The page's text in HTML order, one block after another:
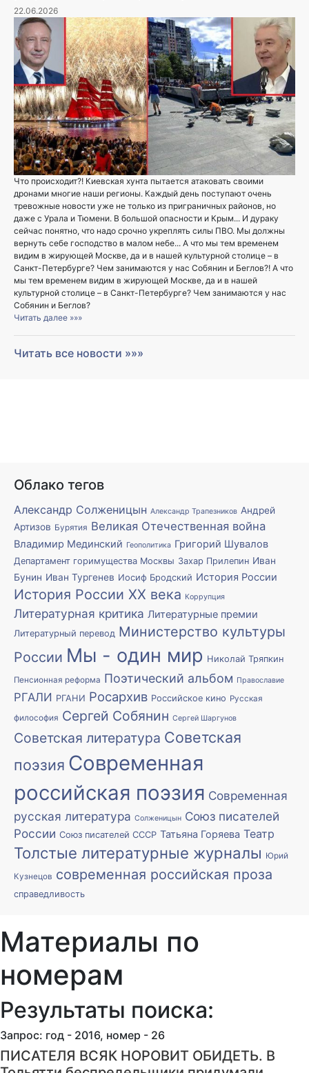
22.06.2026
Что происходит?! Киевская хунта пытается атаковать своими
дронами многие наши регионы. Каждый день поступают очень
тревожные новости уже не только из приграничных районов, но
даже с Урала и Тюмени. В большой опасности и Крым... И дураку
сейчас понятно, что надо срочно укреплять силы ПВО. Мы должны
вернуть себе господство в малом небе... А что мы тем временем
видим в жирующей Москве, да и в нашей культурной столице – в
Санкт-Петербурге? Чем занимаются у нас Собянин и Беглов?! А что
мы тем временем видим в жирующей Москве, да и в нашей
культурной столице – в Санкт-Петербурге? Чем занимаются у нас
Собянин и Беглов?
Читать далее »»»
Читать все новости »»»
Облако тегов
Александр Солженицын Александр Трапезников Андрей
Артизов Бурятия Великая Отечественная война
Владимир Мединский Геополитика Григорий Шувалов
Департамент горимущества Москвы Захар Прилепин Иван
Бунин Иван Тургенев Иосиф Бродский История России
История России XX века Коррупция
Литературная критика Литературные премии
Литературный перевод Министерство культуры
России Мы - один мир Николай Тряпкин
Пенсионная реформа Поэтический альбом Православие
РГАЛИ РГАНИ Росархив Российское кино Русская
философия Сергей Собянин Сергей Шаргунов
Советская литература Советская
поэзия Современная
российская поэзия Современная
русская литература Солженицын Союз писателей
России Союз писателей СССР Татьяна Горяева Театр
Толстые литературные журналы Юрий
Кузнецов современная российская проза
справедливость
Материалы по
номерам
Результаты поиска:
Запрос: год - 2016, номер - 26
ПИСАТЕЛЯ ВСЯК НОРОВИТ ОБИДЕТЬ. В